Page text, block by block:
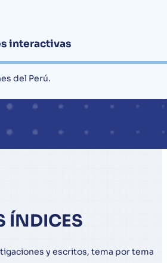
interactivas
del Perú.
ÍNDICES
y escritos, tema por tema